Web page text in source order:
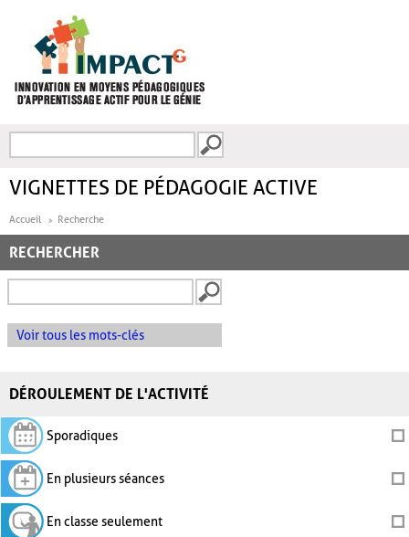
FORMULAIRE DE
VIGNETTES DE PÉDAGOGIE ACTIVE
Accueil Recherche
RECHERCHER
Voir tous les mots-clés
DÉROULEMENT DE L'ACTIVITÉ
Sporadiques
En plusieurs séances
En classe seulement